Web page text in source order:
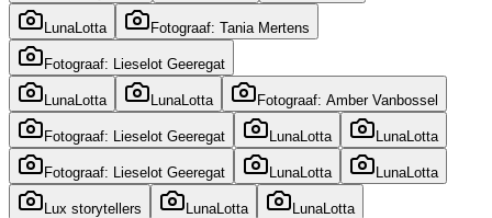
LunaLotta Fotograaf: Tania Mertens
Fotograaf: Lieselot Geeregat
LunaLotta LunaLotta Fotograaf: Amber Vanbossel
Fotograaf: Lieselot Geeregat LunaLotta LunaLotta
Fotograaf: Lieselot Geeregat LunaLotta LunaLotta
Lux storytellers LunaLotta LunaLotta